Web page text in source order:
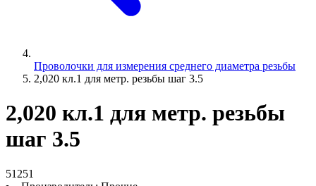
Проволочки для измерения среднего диаметра резьбы
2,020 кл.1 для метр. резьбы шаг 3.5
2,020 кл.1 для метр. резьбы
шаг 3.5
51251